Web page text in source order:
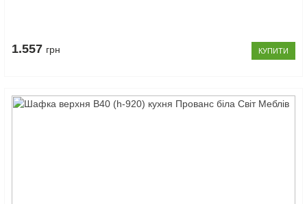
1.557 грн КУПИТИ